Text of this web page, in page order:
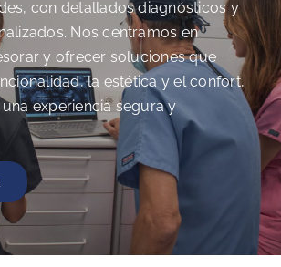
con detallados diagnósticos y
Nos centramos en
y ofrecer soluciones que
la estética y el confort,
experiencia segura y